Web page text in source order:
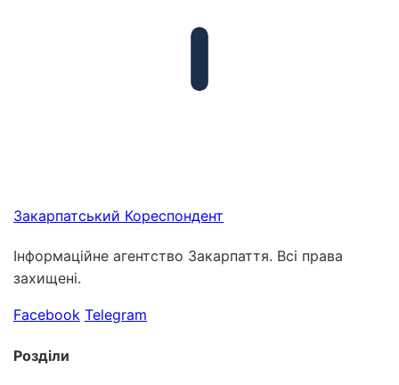
Закарпатський Кореспондент
Інформаційне агентство Закарпаття. Всі права
захищені.
Facebook Telegram
Розділи